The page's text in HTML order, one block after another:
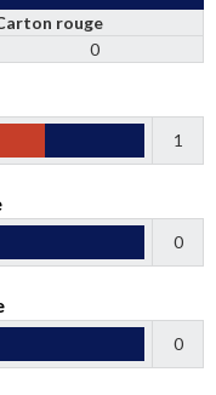
rouge
0
1
0
0